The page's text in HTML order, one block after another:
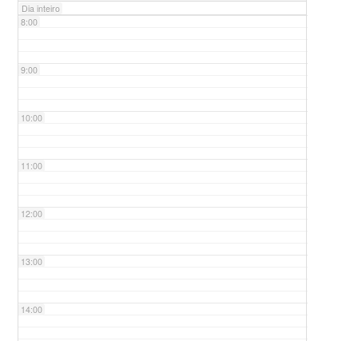
Dia inteiro
8:00
9:00
10:00
11:00
12:00
13:00
14:00